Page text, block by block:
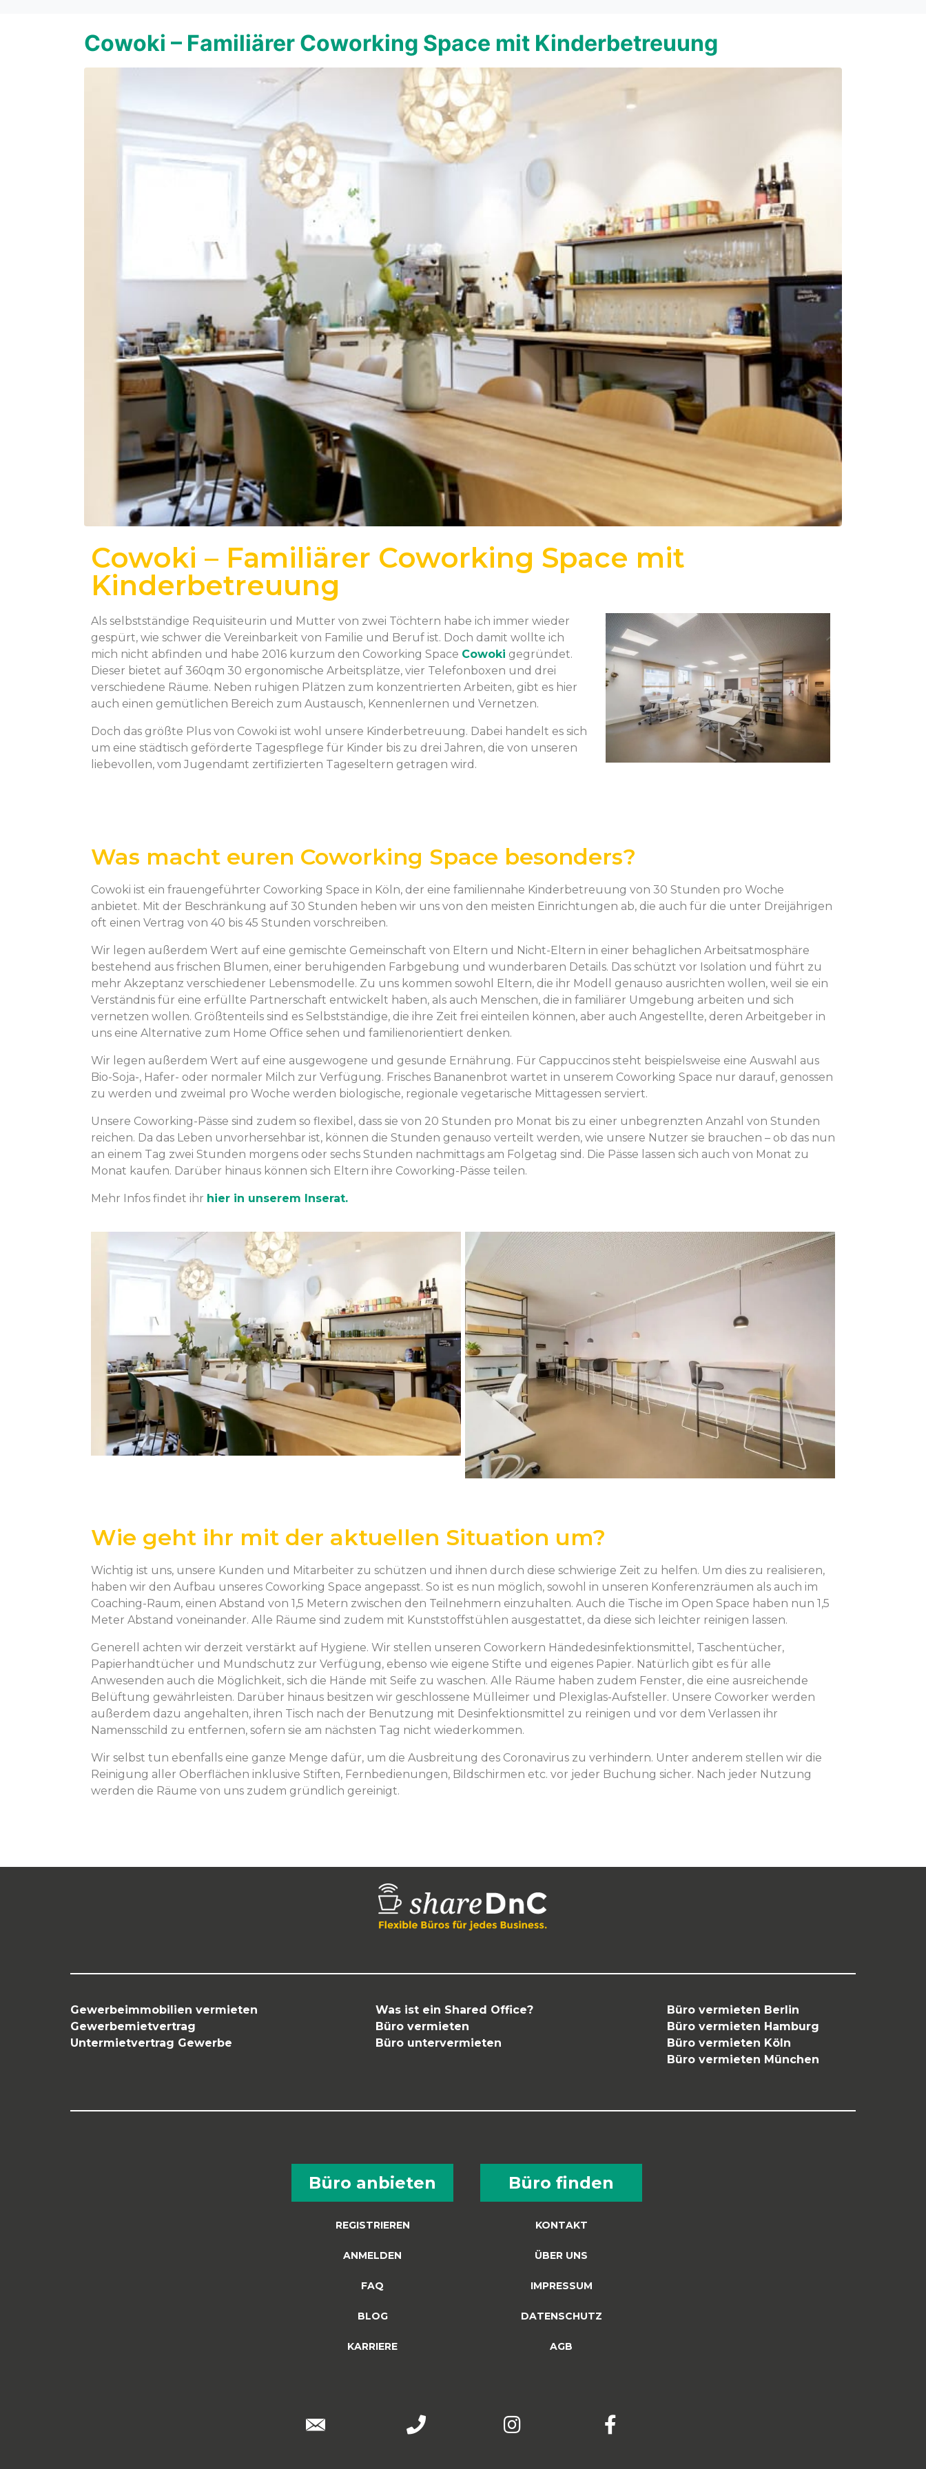
Cowoki – Familiärer Coworking Space mit Kinderbetreuung
Cowoki – Familiärer Coworking Space mit
Kinderbetreuung
Als selbstständige Requisiteurin und Mutter von zwei Töchtern habe ich immer wieder
gespürt, wie schwer die Vereinbarkeit von Familie und Beruf ist. Doch damit wollte ich
mich nicht abfinden und habe 2016 kurzum den Coworking Space Cowoki gegründet.
Dieser bietet auf 360qm 30 ergonomische Arbeitsplätze, vier Telefonboxen und drei
verschiedene Räume. Neben ruhigen Plätzen zum konzentrierten Arbeiten, gibt es hier
auch einen gemütlichen Bereich zum Austausch, Kennenlernen und Vernetzen.
Doch das größte Plus von Cowoki ist wohl unsere Kinderbetreuung. Dabei handelt es sich
um eine städtisch geförderte Tagespflege für Kinder bis zu drei Jahren, die von unseren
liebevollen, vom Jugendamt zertifizierten Tageseltern getragen wird.
Was macht euren Coworking Space besonders?
Cowoki ist ein frauengeführter Coworking Space in Köln, der eine familiennahe Kinderbetreuung von 30 Stunden pro Woche
anbietet. Mit der Beschränkung auf 30 Stunden heben wir uns von den meisten Einrichtungen ab, die auch für die unter Dreijährigen
oft einen Vertrag von 40 bis 45 Stunden vorschreiben.
Wir legen außerdem Wert auf eine gemischte Gemeinschaft von Eltern und Nicht-Eltern in einer behaglichen Arbeitsatmosphäre
bestehend aus frischen Blumen, einer beruhigenden Farbgebung und wunderbaren Details. Das schützt vor Isolation und führt zu
mehr Akzeptanz verschiedener Lebensmodelle. Zu uns kommen sowohl Eltern, die ihr Modell genauso ausrichten wollen, weil sie ein
Verständnis für eine erfüllte Partnerschaft entwickelt haben, als auch Menschen, die in familiärer Umgebung arbeiten und sich
vernetzen wollen. Größtenteils sind es Selbstständige, die ihre Zeit frei einteilen können, aber auch Angestellte, deren Arbeitgeber in
uns eine Alternative zum Home Office sehen und familienorientiert denken.
Wir legen außerdem Wert auf eine ausgewogene und gesunde Ernährung. Für Cappuccinos steht beispielsweise eine Auswahl aus
Bio-Soja-, Hafer- oder normaler Milch zur Verfügung. Frisches Bananenbrot wartet in unserem Coworking Space nur darauf, genossen
zu werden und zweimal pro Woche werden biologische, regionale vegetarische Mittagessen serviert.
Unsere Coworking-Pässe sind zudem so flexibel, dass sie von 20 Stunden pro Monat bis zu einer unbegrenzten Anzahl von Stunden
reichen. Da das Leben unvorhersehbar ist, können die Stunden genauso verteilt werden, wie unsere Nutzer sie brauchen – ob das nun
an einem Tag zwei Stunden morgens oder sechs Stunden nachmittags am Folgetag sind. Die Pässe lassen sich auch von Monat zu
Monat kaufen. Darüber hinaus können sich Eltern ihre Coworking-Pässe teilen.
Mehr Infos findet ihr hier in unserem Inserat.
Wie geht ihr mit der aktuellen Situation um?
Wichtig ist uns, unsere Kunden und Mitarbeiter zu schützen und ihnen durch diese schwierige Zeit zu helfen. Um dies zu realisieren,
haben wir den Aufbau unseres Coworking Space angepasst. So ist es nun möglich, sowohl in unseren Konferenzräumen als auch im
Coaching-Raum, einen Abstand von 1,5 Metern zwischen den Teilnehmern einzuhalten. Auch die Tische im Open Space haben nun 1,5
Meter Abstand voneinander. Alle Räume sind zudem mit Kunststoffstühlen ausgestattet, da diese sich leichter reinigen lassen.
Generell achten wir derzeit verstärkt auf Hygiene. Wir stellen unseren Coworkern Händedesinfektionsmittel, Taschentücher,
Papierhandtücher und Mundschutz zur Verfügung, ebenso wie eigene Stifte und eigenes Papier. Natürlich gibt es für alle
Anwesenden auch die Möglichkeit, sich die Hände mit Seife zu waschen. Alle Räume haben zudem Fenster, die eine ausreichende
Belüftung gewährleisten. Darüber hinaus besitzen wir geschlossene Mülleimer und Plexiglas-Aufsteller. Unsere Coworker werden
außerdem dazu angehalten, ihren Tisch nach der Benutzung mit Desinfektionsmittel zu reinigen und vor dem Verlassen ihr
Namensschild zu entfernen, sofern sie am nächsten Tag nicht wiederkommen.
Wir selbst tun ebenfalls eine ganze Menge dafür, um die Ausbreitung des Coronavirus zu verhindern. Unter anderem stellen wir die
Reinigung aller Oberflächen inklusive Stiften, Fernbedienungen, Bildschirmen etc. vor jeder Buchung sicher. Nach jeder Nutzung
werden die Räume von uns zudem gründlich gereinigt.
Gewerbeimmobilien vermieten
Gewerbemietvertrag
Untermietvertrag Gewerbe
Was ist ein Shared Office?
Büro vermieten
Büro untervermieten
Büro vermieten Berlin
Büro vermieten Hamburg
Büro vermieten Köln
Büro vermieten München
Büro anbieten
REGISTRIEREN
ANMELDEN
FAQ
BLOG
KARRIERE
Büro finden
KONTAKT
ÜBER UNS
IMPRESSUM
DATENSCHUTZ
AGB